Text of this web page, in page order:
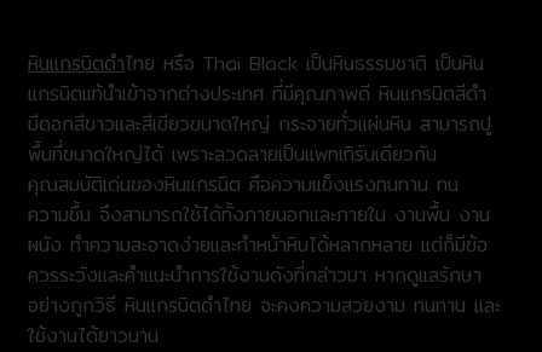
หินแกรนิตดำไทย หรือ Thai Black เป็นหินธรรมชาติ เป็นหิน
แกรนิตแท้นำเข้าจากต่างประเทศ ที่มีคุณภาพดี หินแกรนิตสีดำ
มีดอกสีขาวและสีเขียวขนาดใหญ่ กระจายทั่วแผ่นหิน สามารถปู
พื้นที่ขนาดใหญ่ได้ เพราะลวดลายเป็นแพทเทิร์นเดียวกัน
คุณสมบัติเด่นของหินแกรนิต คือความแข็งแรงทนทาน ทน
ความชื้น จึงสามารถใช้ได้ทั้งภายนอกและภายใน งานพื้น งาน
ผนัง ทำความสะอาดง่ายและทำหน้าหินได้หลากหลาย แต่ก็มีข้อ
ควรระวังและคำแนะนำการใช้งานดังที่กล่าวมา หากดูแลรักษา
อย่างถูกวิธี หินแกรนิตดำไทย จะคงความสวยงาม ทนทาน และ
ใช้งานได้ยาวนาน